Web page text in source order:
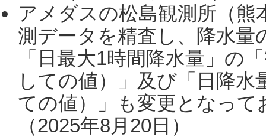
アメダスの松島観測所（熊
測データを精査し、降水
「日最大1時間降水量」の
しての値）」及び「日降
ての値）」も変更となっ
（2025年8月20日）